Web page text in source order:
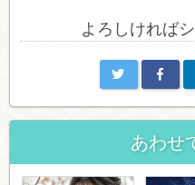
よろしければ
あわせ